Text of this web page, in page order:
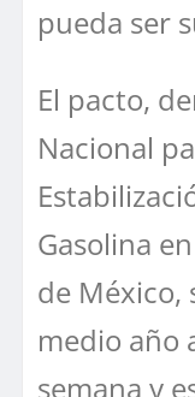
pueda ser
El pacto,
Nacional
Gasolina
de México,
medio año
semana y